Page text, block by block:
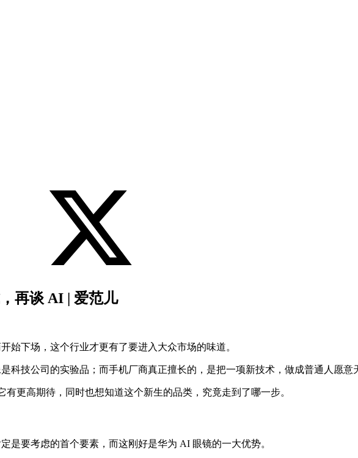
再谈 AI | 爱范儿
始下场，这个行业才更有了要进入大众市场的味道。
科技公司的实验品；而手机厂商真正擅长的，是把一项新技术，做成普通人愿意
更高期待，同时也想知道这个新生的品类，究竟走到了哪一步。
是要考虑的首个要素，而这刚好是华为 AI 眼镜的一大优势。